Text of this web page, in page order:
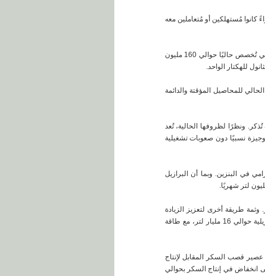
كانوا مُستهلكين أو مُتعاملين معه
يُصنع الإيثانول بتقنية بسيطة وسريعة نسبيًا، من مواد خام مُتنوعة، مثل قصب السكر والذرة، والتي يتوفر منها كميات كبيرة. في البرازيل، التي تُخصص حاليًا حوالي 160 مليون
150 ألف هكتار. ويشغل الإنتاج البرازيلي الحالي للمحاصيل المؤقتة والدائمة
ونظرًا لظروفها الحالية، تُعد
نسبيًا دون صعوبات تشغيلية
في البنزين. وبما أن البرازيل
يتراوح بين 20% و25%، فإن انخفاض الاستهلاك على مدى اثني عشر شهرًا قد يصل إلى 1.2 مليار لتر. وثمة طريقة أخرى لتعزيز الزيادة
السريعة في الفوائض التصديرية، وهي خفض إنتاج السكر، وتخصيص المواد الخام لإنتاج الإيثانول. تبلغ الطاقة الإنتاجية لمصانع التقطير البرازيلية حوالي 16 مليار لتر، مع طاقة
قصب السكر المقابل لإنتاج
مليار لتر من الإيثانول ستؤدي إلى انخفاض في إنتاج السكر بحوالي